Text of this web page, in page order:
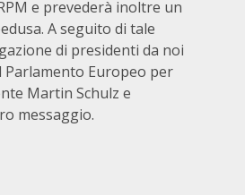
e prevederà inoltre un
A seguito di tale
di presidenti da noi
Parlamento Europeo per
Martin Schulz e
messaggio.
Vauzelle